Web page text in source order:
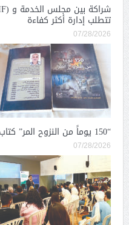
تتطلب إدارة أكثر كفاءة
07/28/2026
“150 يوماً من النزوح المر” كتاب جديد للزميل علي بدرالدين
07/28/2026